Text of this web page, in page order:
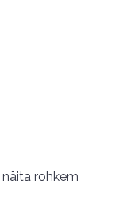
näita rohkem